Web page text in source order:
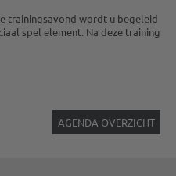
trainingsavond wordt u begeleid
spel element. Na deze training
AGENDA OVERZICHT